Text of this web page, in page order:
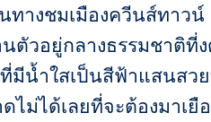
ทางชมเมืองควีนส์ทาวน์
ตัวอยู่กลางธรรมชาติที่
มีน้ำใสเป็นสีฟ้าแสนสว
ไม่ได้เลยที่จะต้องมาเยื